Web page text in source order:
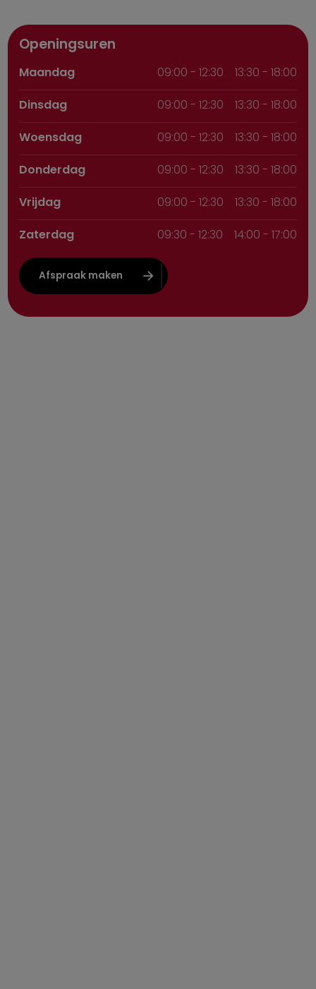
Openingsuren
Maandag 09:00 - 12:30
13:30 - 18:00
Dinsdag
09:00 - 12:30
13:30 - 18:00
Woensdag
09:00 - 12:30
13:30 - 18:00
Donderdag
09:00 - 12:30
13:30 - 18:00
Vrijdag
09:00 - 12:30
13:30 - 18:00
Zaterdag
09:30 - 12:30 14:00 - 17:00
Afspraak maken